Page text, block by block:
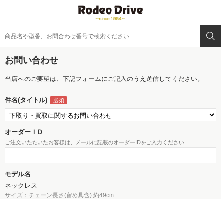
お問い合わせ
当店へのご要望は、下記フォームにご記入のうえ送信してください。
件名(タイトル)
オーダーＩＤ
ご注文いただいたお客様は、メールに記載のオーダーIDをご入力ください
モデル名
ネックレス
サイズ：チェーン長さ(留め具含):約49cm